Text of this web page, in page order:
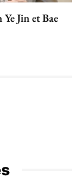
Jin et Bae